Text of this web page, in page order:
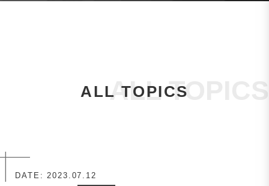
ALL TOPICS
ALL TOPICS
DATE: 2023.07.12